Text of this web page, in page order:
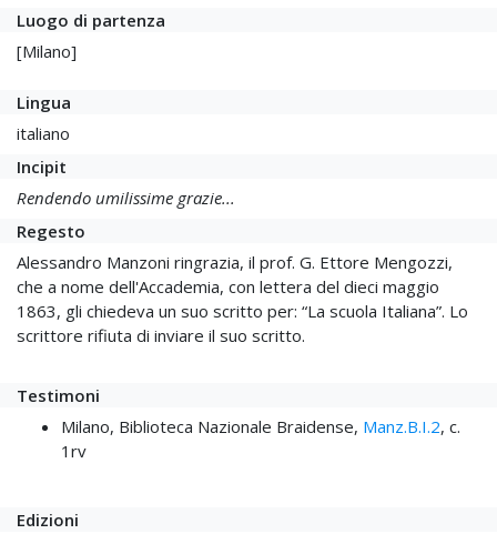
Luogo di partenza
[Milano]
Lingua
italiano
Incipit
Rendendo umilissime grazie...
Regesto
Alessandro Manzoni ringrazia, il prof. G. Ettore Mengozzi,
che a nome dell'Accademia, con lettera del dieci maggio
1863, gli chiedeva un suo scritto per: “La scuola Italiana”. Lo
scrittore rifiuta di inviare il suo scritto.
Testimoni
Milano, Biblioteca Nazionale Braidense, Manz.B.I.2, c.
1rv
Edizioni